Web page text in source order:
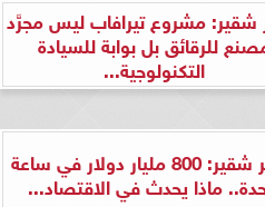
شقير: مشروع تيرافاب ليس مجرَّد
للرقائق بل بوابة للسيادة
التكنولوجية...
سامر شقير: 800 مليار دولار في ساعة
ماذا يحدث في الاقتصاد...